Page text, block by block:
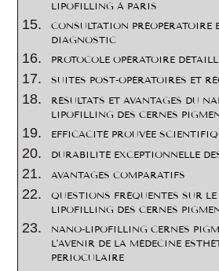
LIPOFILLING À PARIS
CONSULTATION PRÉOPÉRATOIRE
DIAGNOSTIC
PROTOCOLE OPÉRATOIRE
SUITES POST-OPÉRATOIRES ET
RÉSULTATS ET AVANTAGES DU
LIPOFILLING DES CERNES
EFFICACITÉ PROUVÉE
DURABILITÉ EXCEPTIONNELLE
AVANTAGES COMPARATIFS
QUESTIONS FRÉQUENTES SUR
LIPOFILLING DES CERNES
NANO-LIPOFILLING CERNES
L’AVENIR DE LA MÉDECINE
PÉRIOCULAIRE